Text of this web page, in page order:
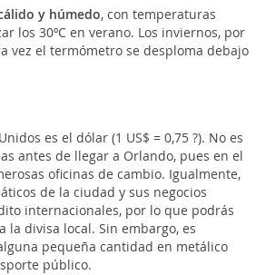
y húmedo, con temperaturas
los 30ºC en verano. Los inviernos, por
vez el termómetro se desploma debajo
es el dólar (1 US$ = 0,75 ?). No es
antes de llegar a Orlando, pues en el
oficinas de cambio. Igualmente,
de la ciudad y sus negocios
internacionales, por lo que podrás
la divisa local. Sin embargo, es
pequeña cantidad en metálico
público.